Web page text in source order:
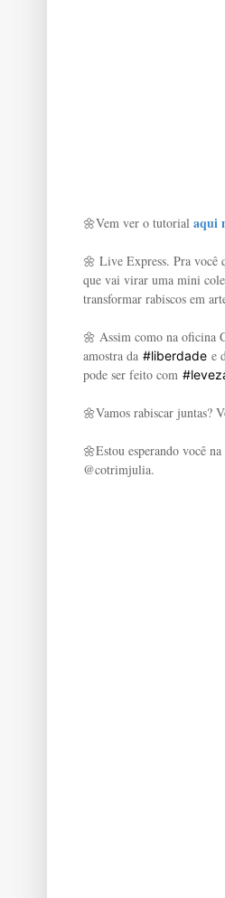
🌼Vem ver o tutorial aqui
🌼 Live Express. Pra você
que vai virar uma mini
transformar rabiscos em
🌼 Assim como na oficina
amostra da #liberdade e
pode ser feito com
🌼Vamos rabiscar juntas?
🌼Estou esperando você
@cotrimjulia.